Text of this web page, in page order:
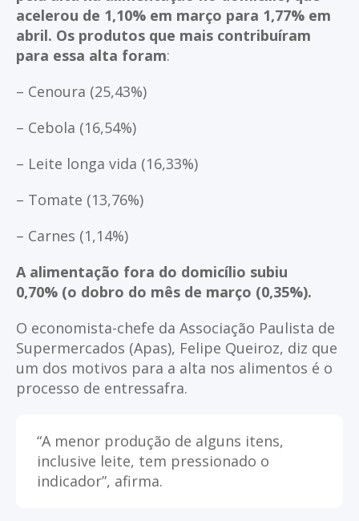
acelerou de 1,10% em março para 1,77% em
abril. Os produtos que mais contribuíram
para essa alta foram:
– Cenoura (25,43%)
– Cebola (16,54%)
– Leite longa vida (16,33%)
– Tomate (13,76%)
– Carnes (1,14%)
A alimentação fora do domicílio subiu
0,70% (o dobro do mês de março (0,35%).
O economista-chefe da Associação Paulista de
Supermercados (Apas), Felipe Queiroz, diz que
um dos motivos para a alta nos alimentos é o
processo de entressafra.
“A menor produção de alguns itens,
inclusive leite, tem pressionado o
indicador”, afirma.